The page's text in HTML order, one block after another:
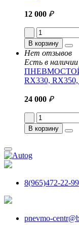
12 000 ₽
В корзину
Нет отзывов
Есть в наличии
RX330,
24 000 ₽
В корзину
8(965)472-22-99
pnevmo-